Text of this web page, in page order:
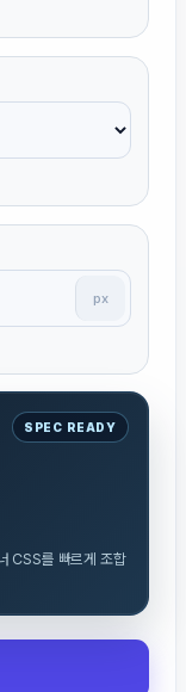
px
SPEC READY
CSS를 빠르게 조합